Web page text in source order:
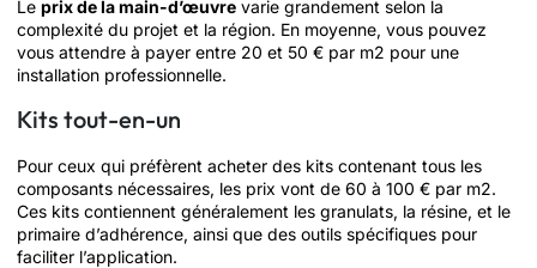
Le prix de la main-d’œuvre varie grandement selon la
complexité du projet et la région. En moyenne, vous pouvez
vous attendre à payer entre 20 et 50 € par m2 pour une
installation professionnelle.
Kits tout-en-un
Pour ceux qui préfèrent acheter des kits contenant tous les
composants nécessaires, les prix vont de 60 à 100 € par m2.
Ces kits contiennent généralement les granulats, la résine, et le
primaire d’adhérence, ainsi que des outils spécifiques pour
faciliter l’application.